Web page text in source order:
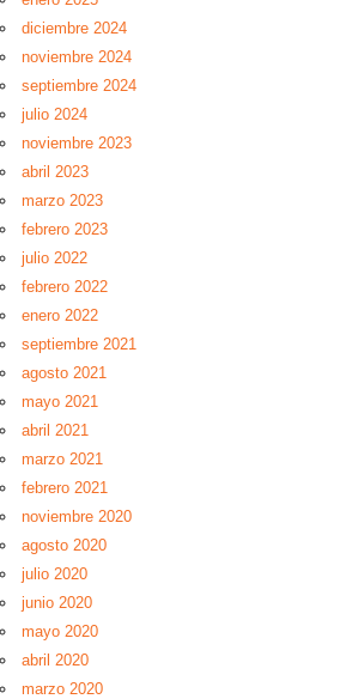
diciembre 2024
noviembre 2024
septiembre 2024
julio 2024
noviembre 2023
abril 2023
marzo 2023
febrero 2023
julio 2022
febrero 2022
enero 2022
septiembre 2021
agosto 2021
mayo 2021
abril 2021
marzo 2021
febrero 2021
noviembre 2020
agosto 2020
julio 2020
junio 2020
mayo 2020
abril 2020
marzo 2020